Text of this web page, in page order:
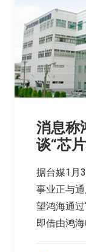
消息称
谈“芯
据台媒1月
事业正与
望鸿海通过
即借由鸿